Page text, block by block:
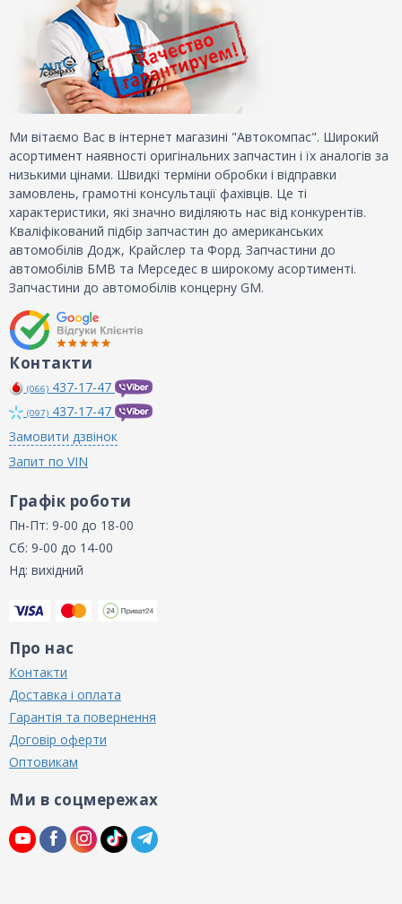
Ми вітаємо Вас в інтернет магазині "Автокомпас". Широкий
асортимент наявності оригінальних запчастин і їх аналогів за
низькими цінами. Швидкі терміни обробки і відправки
замовлень, грамотні консультації фахівців. Це ті
характеристики, які значно виділяють нас від конкурентів.
Кваліфікований підбір запчастин до американських
автомобілів Додж, Крайслер та Форд. Запчастини до
автомобілів БМВ та Мерседес в широкому асортименті.
Запчастини до автомобілів концерну GM.
Контакти
(066) 437-17-47
(097) 437-17-47
Замовити дзвінок
Запит по VIN
Графік роботи
Пн-Пт: 9-00 до 18-00
Сб: 9-00 до 14-00
Нд: вихідний
Про нас
Контакти
Доставка і оплата
Гарантія та повернення
Договір оферти
Оптовикам
Ми в соцмережах